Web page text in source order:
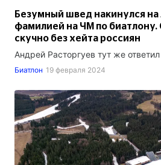
Безумный швед накинулся на
фамилией на ЧМ по биатлону.
скучно без хейта россиян
Андрей Расторгуев тут же
Биатлон 19 февраля 2024